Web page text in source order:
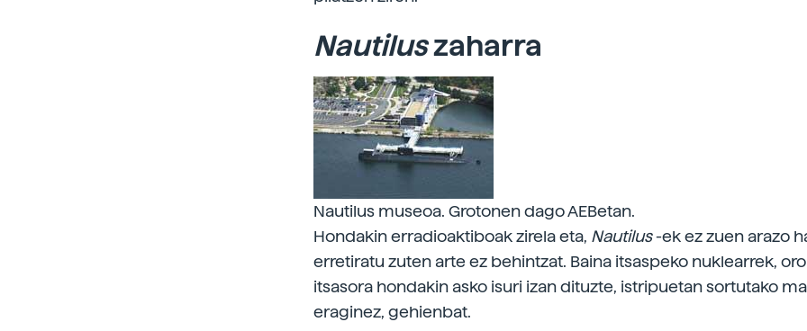
Nautiluszaharra
Nautilus museoa. Grotonen dago AEBetan.
Hondakin erradioaktiboak zirela eta, Nautilus-ek ez zuen arazo
erretiratu zuten arte ez behintzat. Baina itsaspeko nuklearrek,
itsasora hondakin asko isuri izan dituzte, istripuetan sortutako
eraginez, gehienbat.